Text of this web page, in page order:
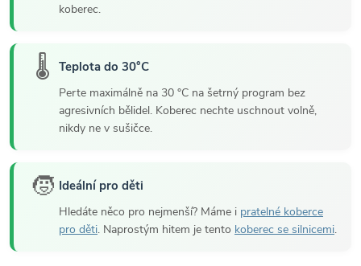
koberec.
🌡️ Teplota do 30°C
Perte maximálně na 30 °C na šetrný program bez
agresivních bělidel. Koberec nechte uschnout volně,
nikdy ne v sušičce.
🧒 Ideální pro děti
Hledáte něco pro nejmenší? Máme i pratelné koberce
pro děti. Naprostým hitem je tento koberec se silnicemi.